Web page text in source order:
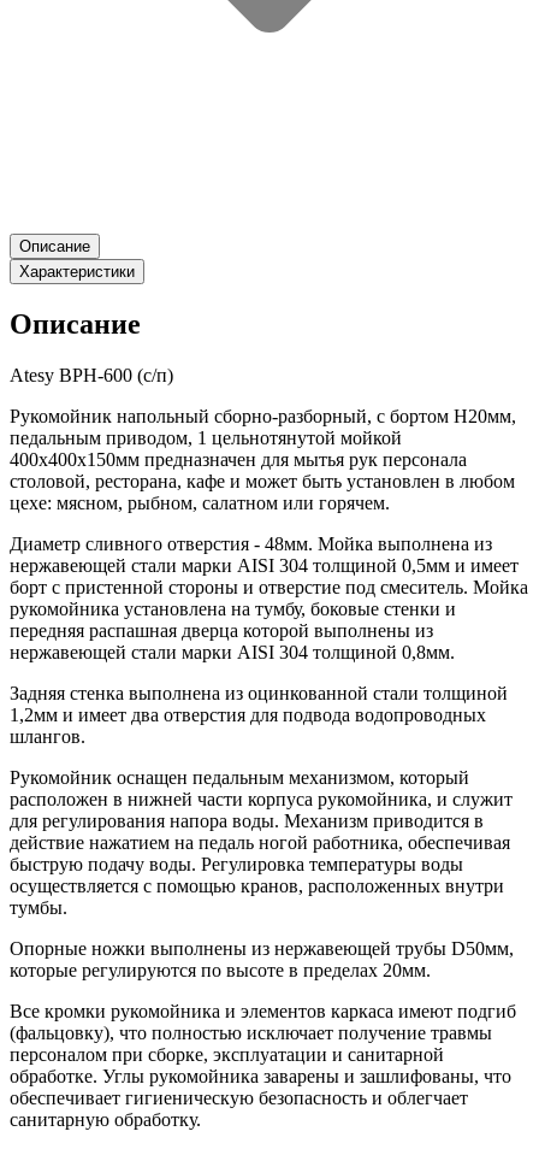
Описание
Характеристики
Описание
Atesy ВРН-600 (с/п)
Рукомойник напольный сборно-разборный, с бортом Н20мм,
педальным приводом, 1 цельнотянутой мойкой
400х400х150мм предназначен для мытья рук персонала
столовой, ресторана, кафе и может быть установлен в любом
цехе: мясном, рыбном, салатном или горячем.
Диаметр сливного отверстия - 48мм. Мойка выполнена из
нержавеющей стали марки AISI 304 толщиной 0,5мм и имеет
борт с пристенной стороны и отверстие под смеситель. Мойка
рукомойника установлена на тумбу, боковые стенки и
передняя распашная дверца которой выполнены из
нержавеющей стали марки AISI 304 толщиной 0,8мм.
Задняя стенка выполнена из оцинкованной стали толщиной
1,2мм и имеет два отверстия для подвода водопроводных
шлангов.
Рукомойник оснащен педальным механизмом, который
расположен в нижней части корпуса рукомойника, и служит
для регулирования напора воды. Механизм приводится в
действие нажатием на педаль ногой работника, обеспечивая
быструю подачу воды. Регулировка температуры воды
осуществляется с помощью кранов, расположенных внутри
тумбы.
Опорные ножки выполнены из нержавеющей трубы D50мм,
которые регулируются по высоте в пределах 20мм.
Все кромки рукомойника и элементов каркаса имеют подгиб
(фальцовку), что полностью исключает получение травмы
персоналом при сборке, эксплуатации и санитарной
обработке. Углы рукомойника заварены и зашлифованы, что
обеспечивает гигиеническую безопасность и облегчает
санитарную обработку.